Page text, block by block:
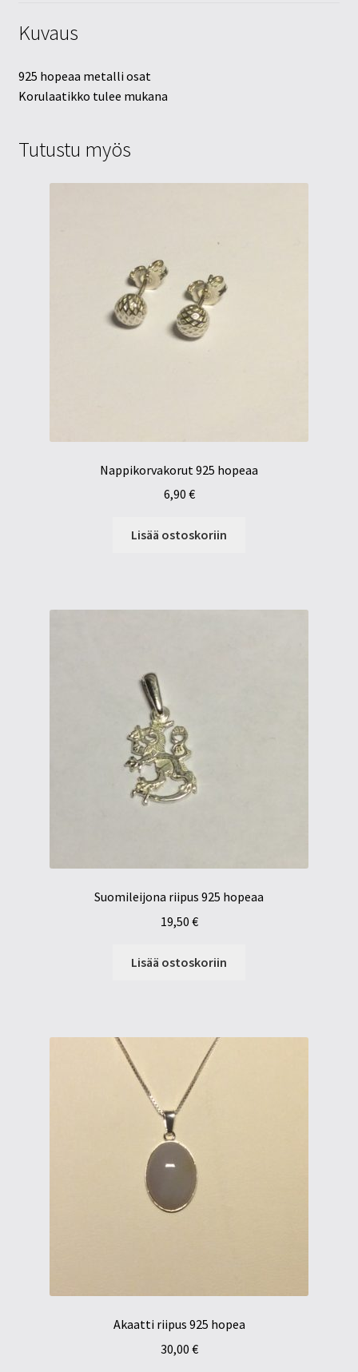
Kuvaus
925 hopeaa metalli osat
Korulaatikko tulee mukana
Tutustu myös
Nappikorvakorut 925 hopeaa
6,90 €
Lisää ostoskoriin
Suomileijona riipus 925 hopeaa
19,50 €
Lisää ostoskoriin
Akaatti riipus 925 hopea
30,00 €